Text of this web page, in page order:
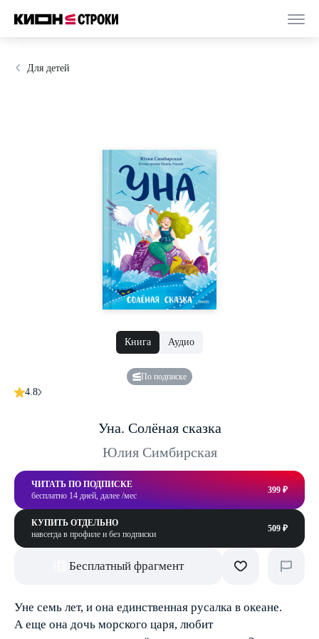
Для детей
Книга Аудио
По подписке
4.8
Уна. Солёная сказка
Юлия Симбирская
ЧИТАТЬ ПО ПОДПИСКЕ
бесплатно 14 дней, далее /мес
399 ₽
КУПИТЬ ОТДЕЛЬНО
навсегда в профиле и без подписки
509 ₽
Бесплатный фрагмент
Уне семь лет, и она единственная русалка в океане.
А еще она дочь морского царя, любит